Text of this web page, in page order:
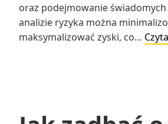
oraz podejmowanie świadomych
analizie ryzyka można
maksymalizować zyski, co…